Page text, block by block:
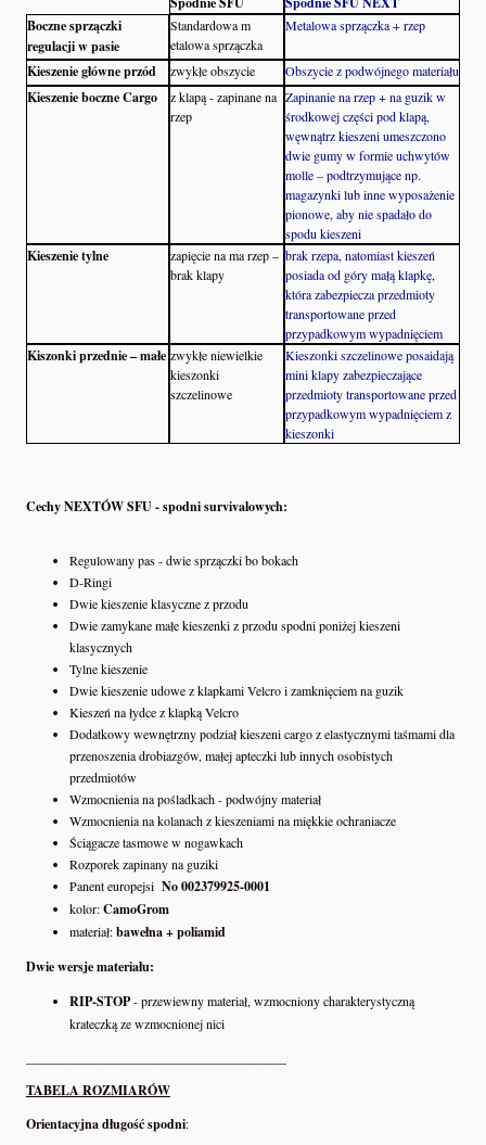
Boczne sprzączki
regulacji w pasie
Standardowa m
etalowa sprzączka
Metalowa sprzączka + rzep
Kieszenie główne przód zwykłe obszycie Obszycie z podwójnego materiału
Kieszenie boczne Cargo
z klapą - zapinane na
rzep
Zapinanie na rzep + na guzik w
środkowej części pod klapą,
węwnątrz kieszeni umeszczono
dwie gumy w formie uchwytów
molle – podtrzymujące np.
magazynki lub inne wyposażenie
pionowe, aby nie spadało do
spodu kieszeni
Kieszenie tylne
zapięcie na ma rzep –
brak klapy
brak rzepa, natomiast kieszeń
posiada od góry małą klapkę,
która zabezpiecza przedmioty
transportowane przed
przypadkowym wypadnięciem
Kiszonki przednie – małe zwykłe niewielkie
kieszonki
szczelinowe
Kieszonki szczelinowe posaidają
mini klapy zabezpieczające
przedmioty transportowane przed
przypadkowym wypadnięciem z
kieszonki
Cechy NEXTÓW SFU - spodni survivalowych:
Regulowany pas - dwie sprzączki bo bokach
D-Ringi
Dwie kieszenie klasyczne z przodu
Dwie zamykane małe kieszenki z przodu spodni poniżej kieszeni
klasycznych
Tylne kieszenie
Dwie kieszenie udowe z klapkami Velcro i zamknięciem na guzik
Kieszeń na łydce z klapką Velcro
Dodatkowy wewnętrzny podział kieszeni cargo z elastycznymi taśmami dla
przenoszenia drobiazgów, małej apteczki lub innych osobistych
przedmiotów
Wzmocnienia na pośladkach - podwójny materiał
Wzmocnienia na kolanach z kieszeniami na miękkie ochraniacze
Ściągacze tasmowe w nogawkach
Rozporek zapinany na guziki
Panent europejsi No 002379925-0001
kolor:CamoGrom
materiał:bawełna + poliamid
Dwie wersje materiału:
RIP-STOP- przewiewny materiał, wzmocniony charakterystyczną
krateczką ze wzmocnionej nici
TABELA ROZMIARÓW
Orientacyjna długość spodni: